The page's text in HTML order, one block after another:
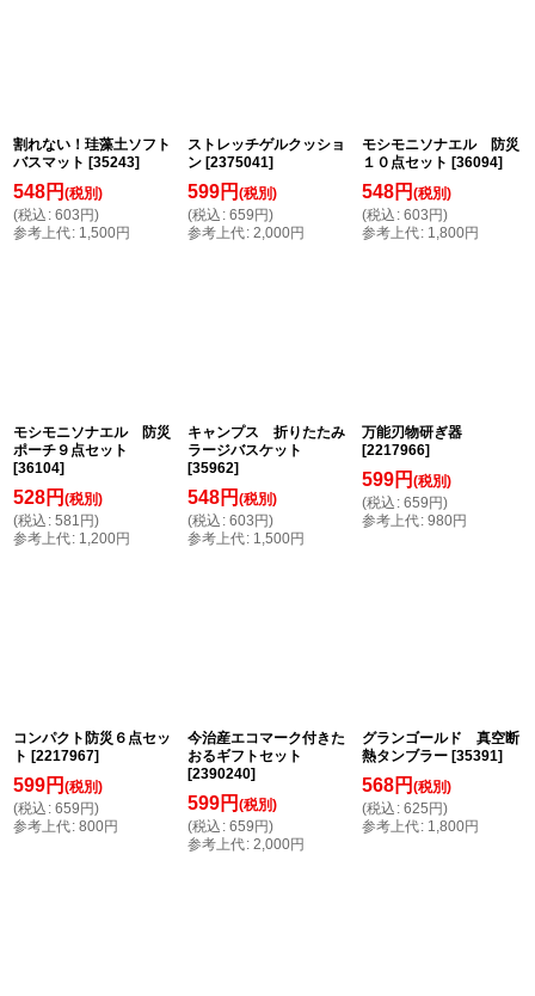
割れない！珪藻土ソフト
バスマット [35243]
548円 (税別)
(税込 : 603 円)
参考上代: 1,500円
ストレッチゲルクッショ
ン [2375041]
599円 (税別)
(税込 : 659 円)
参考上代: 2,000円
モシモニソナエル 防災
１０点セット [36094]
548円 (税別)
(税込 : 603 円)
参考上代: 1,800円
モシモニソナエル 防災
ポーチ９点セット
[36104]
528円 (税別)
(税込 : 581 円)
参考上代: 1,200円
キャンプス 折りたたみ
ラージバスケット
[35962]
548円 (税別)
(税込 : 603 円)
参考上代: 1,500円
万能刃物研ぎ器
[2217966]
599円 (税別)
(税込 : 659 円)
参考上代: 980円
コンパクト防災６点セッ
ト [2217967]
599円 (税別)
(税込 : 659 円)
参考上代: 800円
今治産エコマーク付きた
おるギフトセット
[2390240]
599円 (税別)
(税込 : 659 円)
参考上代: 2,000円
グランゴールド 真空断
熱タンブラー [35391]
568円 (税別)
(税込 : 625 円)
参考上代: 1,800円